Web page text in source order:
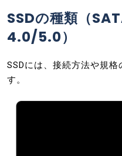
SSDの種類（
4.0/5.0）
SSDには、接続方法や規
す。